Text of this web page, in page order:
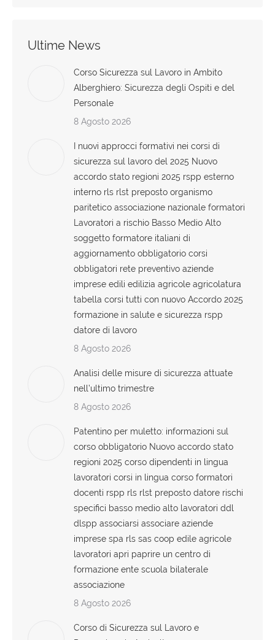
Ultime News
Corso Sicurezza sul Lavoro in Ambito
Alberghiero: Sicurezza degli Ospiti e del
Personale
8 Agosto 2026
I nuovi approcci formativi nei corsi di
sicurezza sul lavoro del 2025 Nuovo
accordo stato regioni 2025 rspp esterno
interno rls rlst preposto organismo
paritetico associazione nazionale formatori
Lavoratori a rischio Basso Medio Alto
soggetto formatore italiani di
aggiornamento obbligatorio corsi
obbligatori rete preventivo aziende
imprese edili edilizia agricole agricolatura
tabella corsi tutti con nuovo Accordo 2025
formazione in salute e sicurezza rspp
datore di lavoro
8 Agosto 2026
Analisi delle misure di sicurezza attuate
nell’ultimo trimestre
8 Agosto 2026
Patentino per muletto: informazioni sul
corso obbligatorio Nuovo accordo stato
regioni 2025 corso dipendenti in lingua
lavoratori corsi in lingua corso formatori
docenti rspp rls rlst preposto datore rischi
specifici basso medio alto lavoratori ddl
dlspp associarsi associare aziende
imprese spa rls sas coop edile agricole
lavoratori apri paprire un centro di
formazione ente scuola bilaterale
associazione
8 Agosto 2026
Corso di Sicurezza sul Lavoro e